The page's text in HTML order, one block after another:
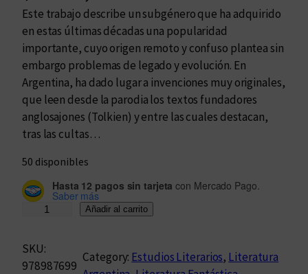
Este trabajo describe un subgénero que ha adquirido
en estas últimas décadas una popularidad
importante, cuyo origen remoto y confuso plantea sin
embargo problemas de legado y evolución. En
Argentina, ha dado lugar a invenciones muy originales,
que leen desde la parodia los textos fundadores
anglosajones (Tolkien) y entre las cuales destacan,
tras las cultas…
50 disponibles
Hasta 12 pagos sin tarjeta con Mercado Pago.
Saber más
n
d
Añadir al carrito
SKU:
978987699
Category: Estudios Literarios, Literatura